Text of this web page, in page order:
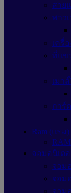
สาย
พาว
เครื่
ที่แข
เมา
การ์
Ram (แรม)
จอมอนิเต
จอม
จอม
จอม